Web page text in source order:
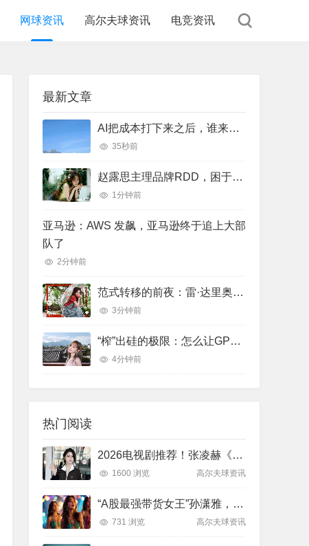
网球资讯 高尔夫球资讯 电竞资讯
最新文章
AI把成本打下来之后，谁来把需求接回去？
35秒前
赵露思主理品牌RDD，困于粉丝：一场"去明星化"叙事的反噬
1分钟前
亚马逊：AWS 发飙，亚马逊终于追上大部
队了
2分钟前
范式转移的前夜：雷·达里奥谈人工智能、大周期与全球新秩序重构
3分钟前
“榨”出硅的极限：怎么让GPU不“闲着”？
4分钟前
热门阅读
2026电视剧推荐！张凌赫《逐玉》先婚后爱、宋威龙张婧仪《野狗骨头》，杨紫《家业》全上榜
1600 浏览 高尔夫球资讯
“A股最强带货女王”孙潇雅，解散客户群？网传报告难寻、粉丝团或放大市场波动，业内谈网红分析师新挑战
731 浏览 高尔夫球资讯